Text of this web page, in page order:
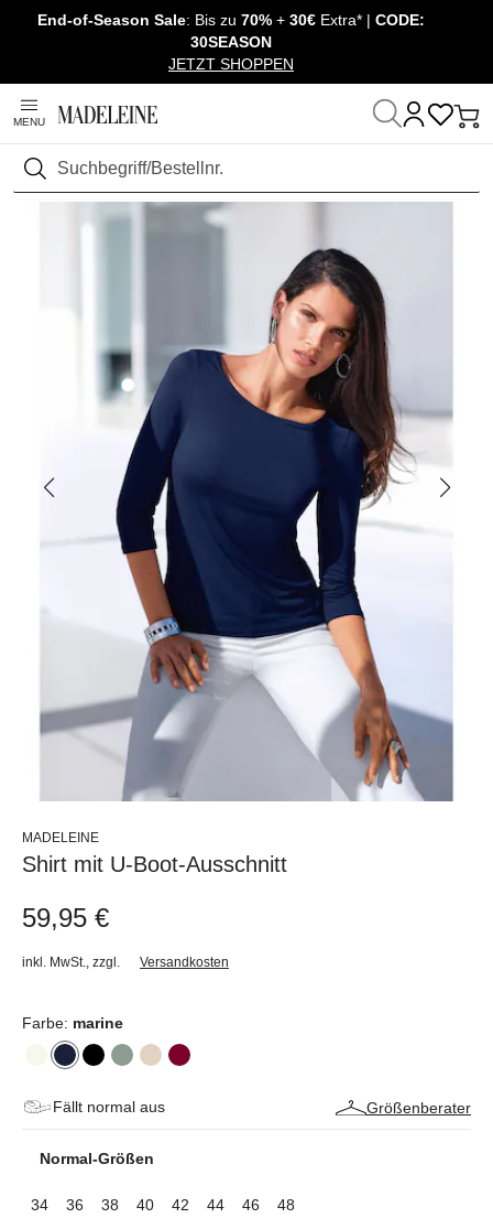
Überspringe Navigation, direkt zum Content
End-of-Season Sale: Bis zu 70% + 30€ Extra* | CODE:
30SEASON
JETZT SHOPPEN
MENU
Suchen
Startseite Mode Shirts & Tops
MADELEINE
Shirt mit U-Boot-Ausschnitt
59,95 €
inkl. MwSt. zzgl. Versandkosten
Farbe: marine
Fällt normal aus Größenberater
Normal-Größen
34 36 38 40 42 44 46 48